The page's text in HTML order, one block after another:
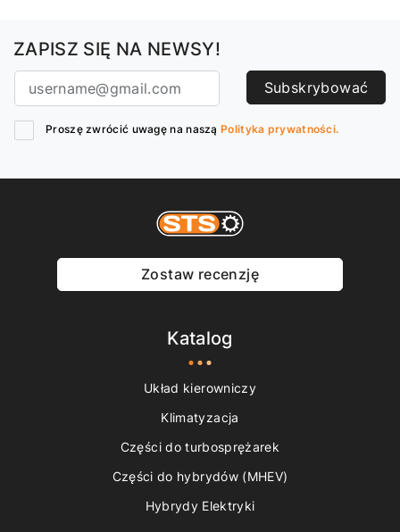
ZAPISZ SIĘ NA NEWSY!
Subskrybować
Proszę zwrócić uwagę na naszą Polityka prywatności.
Zostaw recenzję
Katalog
Układ kierowniczy
Klimatyzacja
Części do turbosprężarek
Części do hybrydów (MHEV)
Hybrydy Elektryki